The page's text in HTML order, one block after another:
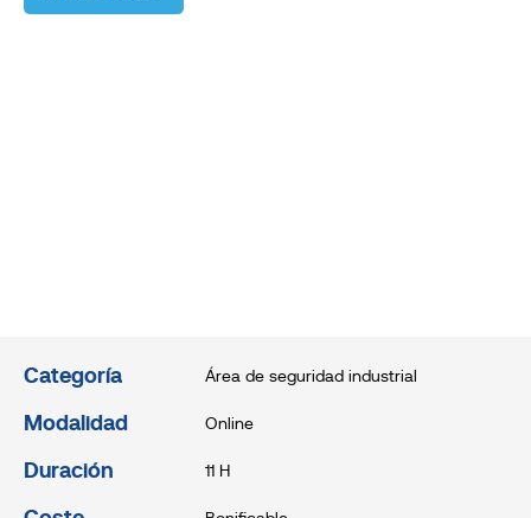
Categoría Área de seguridad industrial
Modalidad Online
Duración 11 H